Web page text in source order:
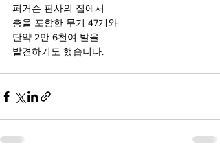
퍼거슨 판사의 집에서
총을 포함한 무기 47개와
탄약 2만 6천여 발을
발견하기도 했습니다.